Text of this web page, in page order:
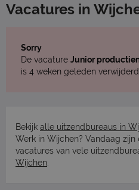
Vacatures in
Sorry
De vacature Junior
is 4 weken geleden
Bekijk alle uitzendbureaus in
Werk in Wijchen? Vandaag zijn
vacatures van vele
Wijchen